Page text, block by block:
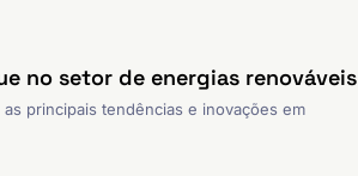
no setor de energias renováveis
principais tendências e inovações em